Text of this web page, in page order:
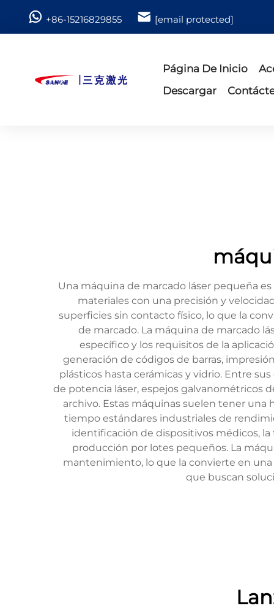
+86-15216829855 [email protected]
Página De Inicio
Descargar
Una máquina de marcado láser pequeña
materiales con una precisión y
superficies sin contacto físico, lo que la
de marcado. La máquina de marcado
específico y los requisitos de la
generación de códigos de barras,
plásticos hasta cerámicas y vidrio. Entre
de potencia láser, espejos galvanométricos
archivo. Estas máquinas suelen tener
tiempo estándares industriales de
identificación de dispositivos médicos,
producción por lotes pequeños. La
mantenimiento, lo que la convierte en
que buscan